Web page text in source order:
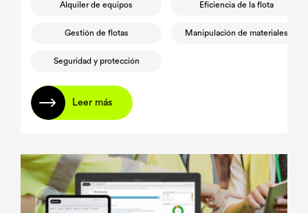
Alquiler de equipos Eficiencia de la flota
Gestión de flotas Manipulación de materiales
Seguridad y protección
Leer más